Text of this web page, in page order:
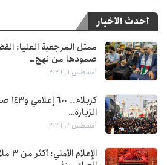
أحدث الأخبار
ممثل المرجعية العليا:
صمودها من نهج…
أغسطس 6, 2026
الزيارة…
أغسطس 2, 2026